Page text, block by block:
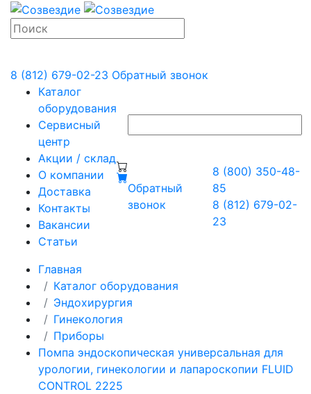
8 (812) 679-02-23 Обратный звонок
Каталог
оборудования
Сервисный
центр
Акции / склад
О компании
Доставка
Контакты
Вакансии
Статьи
Обратный
звонок
8 (800) 350-48-
85
8 (812) 679-02-
23
Главная
Каталог оборудования
Эндохирургия
Гинекология
Приборы
Помпа эндоскопическая универсальная для
урологии, гинекологии и лапароскопии FLUID
CONTROL 2225